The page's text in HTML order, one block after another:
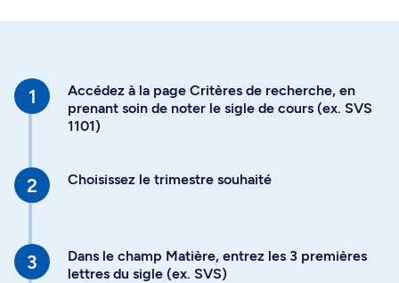
Accédez à la page Critères de recherche, en
prenant soin de noter le sigle de cours (ex. SVS
1101)
Choisissez le trimestre souhaité
Dans le champ Matière, entrez les 3 premières
lettres du sigle (ex. SVS)